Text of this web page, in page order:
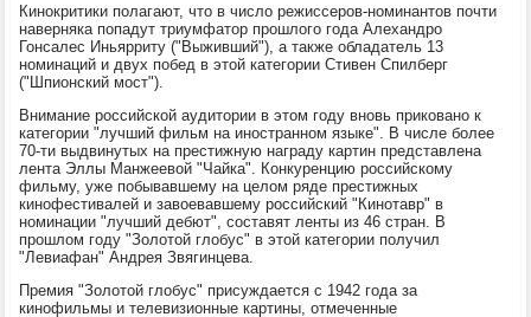
Кинокритики полагают, что в число режиссеров-номинантов почти
наверняка попадут триумфатор прошлого года Алехандро
Гонсалес Иньярриту ("Выживший"), а также обладатель 13
номинаций и двух побед в этой категории Стивен Спилберг
("Шпионский мост").
Внимание российской аудитории в этом году вновь приковано к
категории "лучший фильм на иностранном языке". В числе более
70-ти выдвинутых на престижную награду картин представлена
лента Эллы Манжеевой "Чайка". Конкуренцию российскому
фильму, уже побывавшему на целом ряде престижных
кинофестивалей и завоевавшему российский "Кинотавр" в
номинации "лучший дебют", составят ленты из 46 стран. В
прошлом году "Золотой глобус" в этой категории получил
"Левиафан" Андрея Звягинцева.
Премия "Золотой глобус" присуждается с 1942 года за
кинофильмы и телевизионные картины, отмеченные